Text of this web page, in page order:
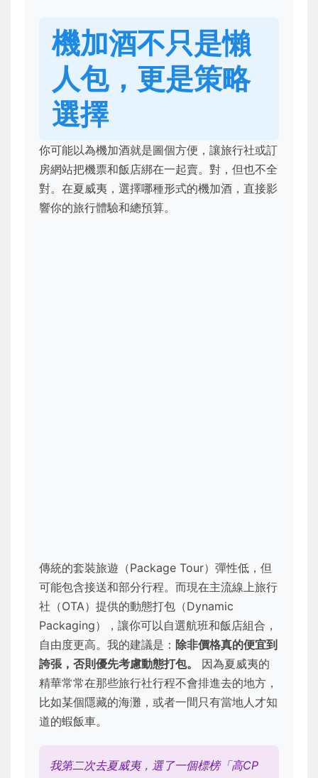
機加酒不只是懶
人包，更是策略
選擇
你可能以為機加酒就是圖個方便，讓旅行社或訂
房網站把機票和飯店綁在一起賣。對，但也不全
對。在夏威夷，選擇哪種形式的機加酒，直接影
響你的旅行體驗和總預算。
傳統的套裝旅遊（Package Tour）彈性低，但
可能包含接送和部分行程。而現在主流線上旅行
社（OTA）提供的動態打包（Dynamic
Packaging），讓你可以自選航班和飯店組合，
自由度更高。我的建議是： 除非價格真的便宜到
誇張，否則優先考慮動態打包。
因為夏威夷的
精華常常在那些旅行社行程不會排進去的地方，
比如某個隱藏的海灘，或者一間只有當地人才知
道的蝦飯車。
我第二次去夏威夷，選了一個標榜「高CP